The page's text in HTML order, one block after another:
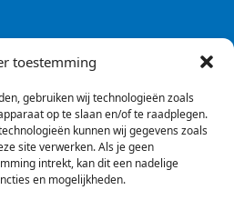
toestemming
gebruiken wij technologieën zoals
op te slaan en/of te raadplegen.
kunnen wij gegevens zoals
site verwerken. Als je geen
intrekt, kan dit een nadelige
en mogelijkheden.